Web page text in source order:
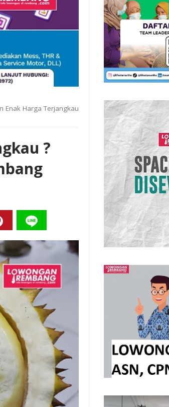
Enak Harga Terjangkau
?